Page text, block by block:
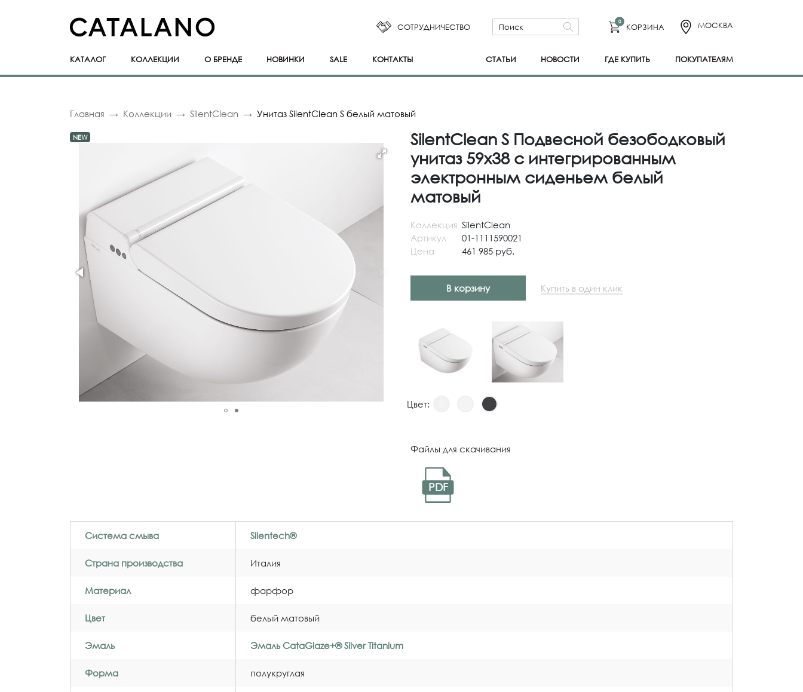
СОТРУДНИЧЕСТВО
0
КОРЗИНА МОСКВА
КАТАЛОГ КОЛЛЕКЦИИ О БРЕНДЕ НОВИНКИ SALE КОНТАКТЫ СТАТЬИ НОВОСТИ ГДЕ КУПИТЬ ПОКУПАТЕЛЯМ
Главная Коллекции SilentClean Унитаз SilentClean S белый матовый
NEW
SilentClean S Подвесной безободковый
унитаз 59x38 с интегрированным
электронным сиденьем белый
матовый
Коллекция SilentClean
Артикул
01-1111590021
Цена
461 985 руб.
В корзину Купить в один клик
Цвет:
Файлы для скачивания
PDF
Система смыва Silentech®
Страна производства Италия
Материал фарфор
Цвет белый матовый
Эмаль Эмаль CataGlaze+® Silver Titanium
Форма полукруглая